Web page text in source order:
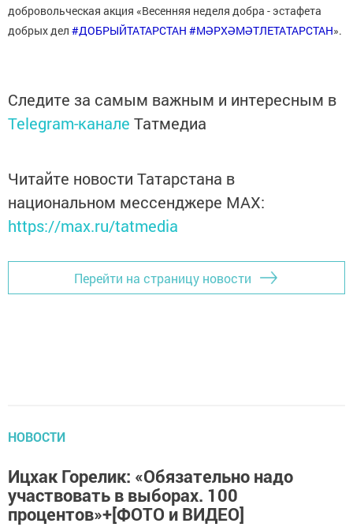
добровольческая акция «Весенняя неделя добра - эстафета
добрых дел #ДОБРЫЙТАТАРСТАН #МӘРХӘМӘТЛЕТАТАРСТАН».
Следите за самым важным и интересным в
Telegram-канале Татмедиа
Читайте новости Татарстана в
национальном мессенджере MАХ:
https://max.ru/tatmedia
Перейти на страницу новости
НОВОСТИ
Ицхак Горелик: «Обязательно надо
участвовать в выборах. 100
процентов»+[ФОТО и ВИДЕО]